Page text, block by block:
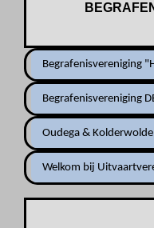
Begrafenisvereniging
Begrafenisvereniging
Oudega & Kolderwolde
Welkom bij